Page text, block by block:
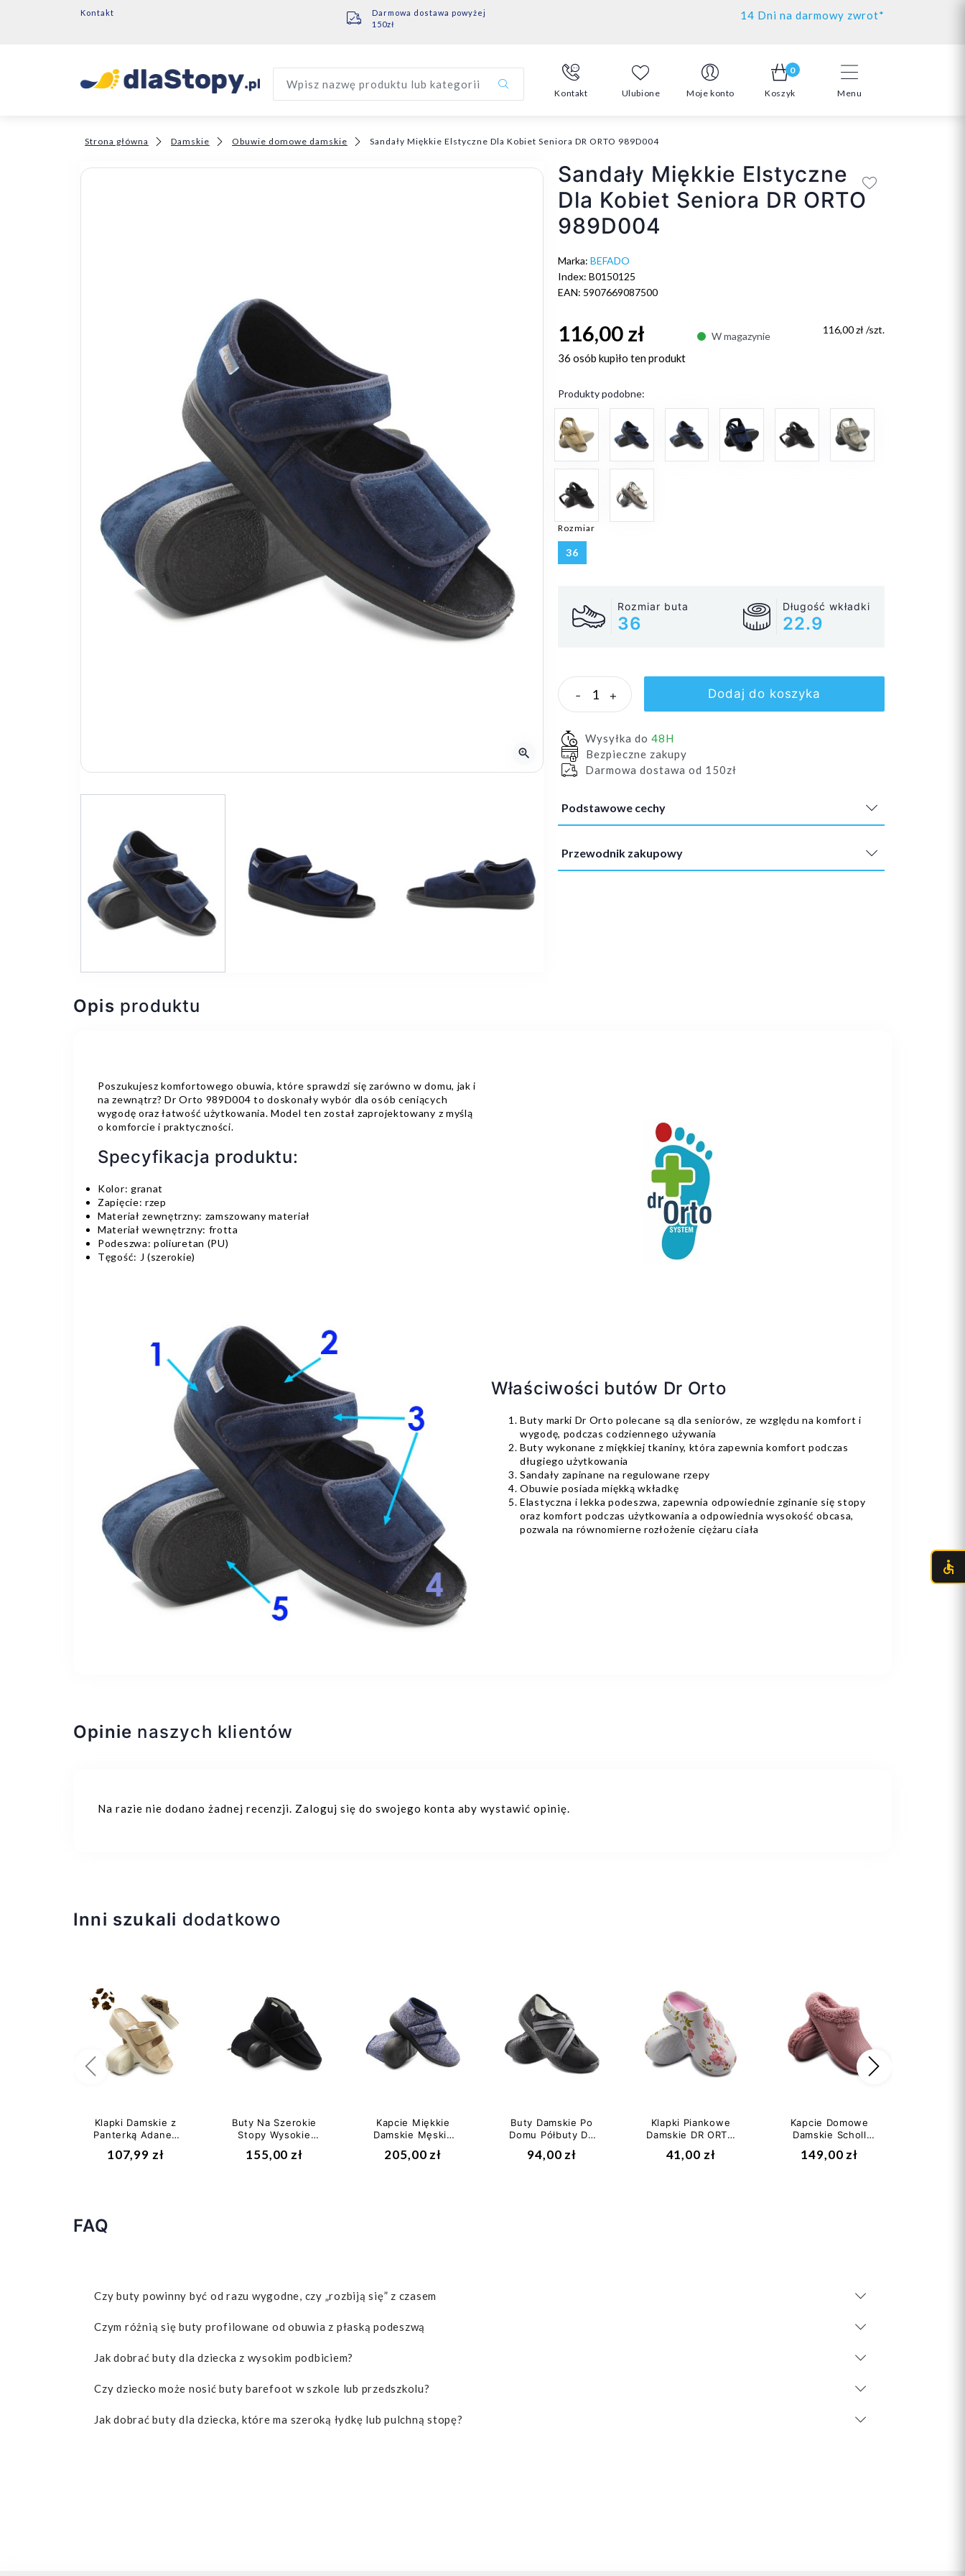
Kontakt
Darmowa dostawa powyżej
150zł
14 Dni na darmowy zwrot*
Menu
Wpisz nazwę produktu lub kategorii
Kontakt Ulubione Moje konto
0
Koszyk
Strona główna Damskie Obuwie domowe damskie Sandały Miękkie Elstyczne Dla Kobiet Seniora DR ORTO 989D004
zoom_in
Sandały Miękkie Elstyczne
Dla Kobiet Seniora DR ORTO
989D004
Marka: BEFADO
Index: B0150125
EAN: 5907669087500
116,00 zł W magazynie
116,00 zł /szt.
36 osób kupiło ten produkt
Produkty podobne:
Rozmiar
36
Rozmiar buta
36
Długość wkładki
22.9
- + Dodaj do koszyka
Wysyłka do 48H
Bezpieczne zakupy
Darmowa dostawa od 150zł
Podstawowe cechy
Przewodnik zakupowy
Opis produktu
Poszukujesz komfortowego obuwia, które sprawdzi się zarówno w domu, jak i
na zewnątrz? Dr Orto 989D004 to doskonały wybór dla osób ceniących
wygodę oraz łatwość użytkowania. Model ten został zaprojektowany z myślą
o komforcie i praktyczności.
Specyfikacja produktu:
Kolor: granat
Zapięcie: rzep
Materiał zewnętrzny: zamszowany materiał
Materiał wewnętrzny: frotta
Podeszwa: poliuretan (PU)
Tęgość: J (szerokie)
Właściwości butów Dr Orto
Buty marki Dr Orto polecane są dla seniorów, ze względu na komfort i
wygodę, podczas codziennego używania
Buty wykonane z miękkiej tkaniny, która zapewnia komfort podczas
długiego użytkowania
Sandały zapinane na regulowane rzepy
Obuwie posiada miękką wkładkę
Elastyczna i lekka podeszwa, zapewnia odpowiednie zginanie się stopy
oraz komfort podczas użytkowania a odpowiednia wysokość obcasa,
pozwala na równomierne rozłożenie ciężaru ciała
Opinie naszych klientów
Na razie nie dodano żadnej recenzji. Zaloguj się do swojego konta aby wystawić opinię.
Inni szukali dodatkowo
Klapki Damskie z
Panterką Adanex
107,99 zł
Buty Na Szerokie
Stopy Wysokie
DR ORTO 987D002
155,00 zł
Kapcie Miękkie
Damskie Męskie
Podowell
205,00 zł
Buty Damskie Po
Domu Półbuty DR
94,00 zł
Klapki Piankowe
Damskie DR ORTO
41,00 zł
Kapcie Domowe
Damskie Scholl
MF317552164
149,00 zł
Poprzedni
FAQ
Czy buty powinny być od razu wygodne, czy „rozbiją się” z czasem
Czym różnią się buty profilowane od obuwia z płaską podeszwą
Jak dobrać buty dla dziecka z wysokim podbiciem?
Czy dziecko może nosić buty barefoot w szkole lub przedszkolu?
Jak dobrać buty dla dziecka, które ma szeroką łydkę lub pulchną stopę?